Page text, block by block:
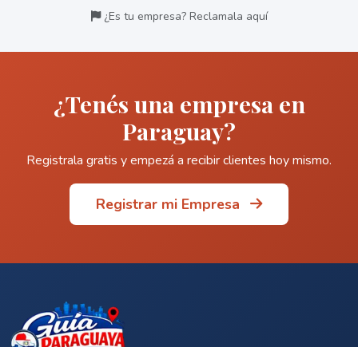
¿Es tu empresa? Reclamala aquí
¿Tenés una empresa en
Paraguay?
Registrala gratis y empezá a recibir clientes hoy mismo.
Registrar mi Empresa